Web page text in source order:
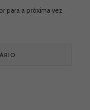
para a próxima vez